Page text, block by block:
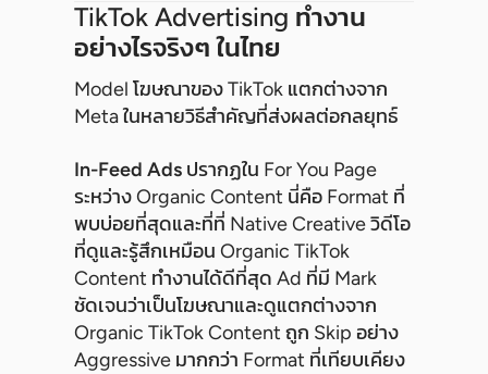
TikTok Advertising ทำงาน
อย่างไรจริงๆ ในไทย
Model โฆษณาของ TikTok แตกต่างจาก
Meta ในหลายวิธีสำคัญที่ส่งผลต่อกลยุทธ์
In-Feed Ads ปรากฏใน For You Page
ระหว่าง Organic Content นี่คือ Format ที่
พบบ่อยที่สุดและที่ที่ Native Creative วิดีโอ
ที่ดูและรู้สึกเหมือน Organic TikTok
Content ทำงานได้ดีที่สุด Ad ที่มี Mark
ชัดเจนว่าเป็นโฆษณาและดูแตกต่างจาก
Organic TikTok Content ถูก Skip อย่าง
Aggressive มากกว่า Format ที่เทียบเคียง